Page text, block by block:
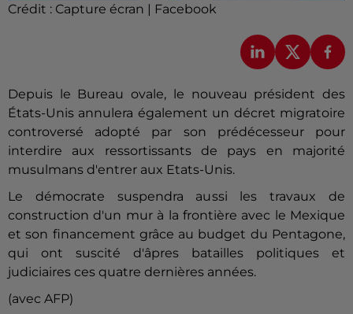
Crédit : Capture écran | Facebook
Depuis le Bureau ovale, le nouveau président des
États-Unis annulera également un décret migratoire
controversé adopté par son prédécesseur pour
interdire aux ressortissants de pays en majorité
musulmans d'entrer aux Etats-Unis.
Le démocrate suspendra aussi les travaux de
construction d'un mur à la frontière avec le Mexique
et son financement grâce au budget du Pentagone,
qui ont suscité d'âpres batailles politiques et
judiciaires ces quatre dernières années.
(avec AFP)